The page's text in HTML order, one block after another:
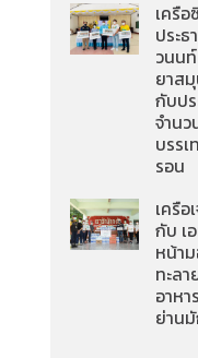
เครื
ประธ
วนน
ยาส
กับป
จำนว
บรร
รอน
เครื
กับ เ
หน้า
ทะลา
อาห
ย่าน